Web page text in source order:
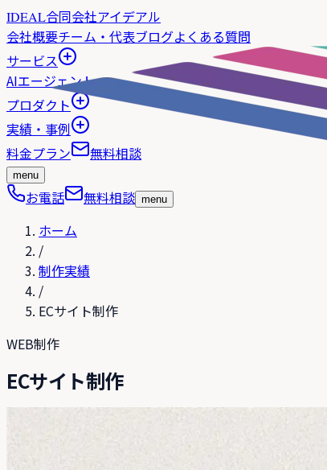
IDEAL合同会社アイデアル
会社概要チーム・代表ブログよくある質問
サービス
AIエージェント
プロダクト
実績・事例
料金プラン
無料相談
menu
お電話 無料相談 menu
ホーム
/
制作実績
/
ECサイト制作
WEB制作
ECサイト制作